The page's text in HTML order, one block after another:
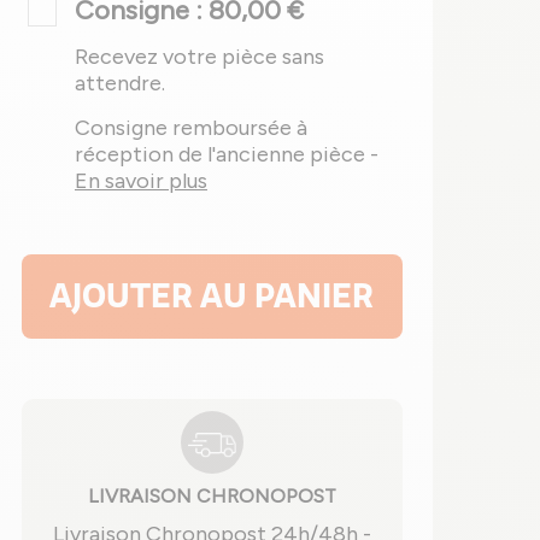
Consigne : 80,00 €
Recevez votre pièce sans
attendre.
Consigne remboursée à
réception de l'ancienne pièce -
En savoir plus
AJOUTER AU PANIER
LIVRAISON CHRONOPOST
Livraison Chronopost 24h/48h -